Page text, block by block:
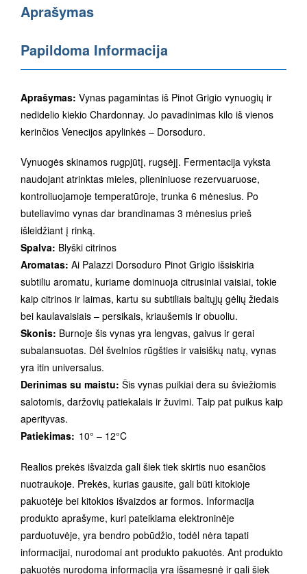
Aprašymas
Papildoma Informacija
Aprašymas: Vynas pagamintas iš Pinot Grigio vynuogių ir
nedidelio kiekio Chardonnay. Jo pavadinimas kilo iš vienos
kerinčios Venecijos apylinkės – Dorsoduro.
Vynuogės skinamos rugpjūtį, rugsėjį. Fermentacija vyksta
naudojant atrinktas mieles, plieniniuose rezervuaruose,
kontroliuojamoje temperatūroje, trunka 6 mėnesius. Po
buteliavimo vynas dar brandinamas 3 mėnesius prieš
išleidžiant į rinką.
Spalva: Blyški citrinos
Aromatas: Ai Palazzi Dorsoduro Pinot Grigio išsiskiria
subtiliu aromatu, kuriame dominuoja citrusiniai vaisiai, tokie
kaip citrinos ir laimas, kartu su subtiliais baltųjų gėlių žiedais
bei kaulavaisiais – persikais, kriaušemis ir obuoliu.
Skonis: Burnoje šis vynas yra lengvas, gaivus ir gerai
subalansuotas. Dėl švelnios rūgšties ir vaisiškų natų, vynas
yra itin universalus.
Derinimas su maistu: Šis vynas puikiai dera su šviežiomis
salotomis, daržovių patiekalais ir žuvimi. Taip pat puikus kaip
aperityvas.
Patiekimas: 10° – 12°C
Realios prekės išvaizda gali šiek tiek skirtis nuo esančios
nuotraukoje. Prekės, kurias gausite, gali būti kitokioje
pakuotėje bei kitokios išvaizdos ar formos. Informacija
produkto aprašyme, kuri pateikiama elektroninėje
parduotuvėje, yra bendro pobūdžio, todėl nėra tapati
informacijai, nurodomai ant produkto pakuotės. Ant produkto
pakuotės nurodoma informacija yra išsamesnė ir gali šiek